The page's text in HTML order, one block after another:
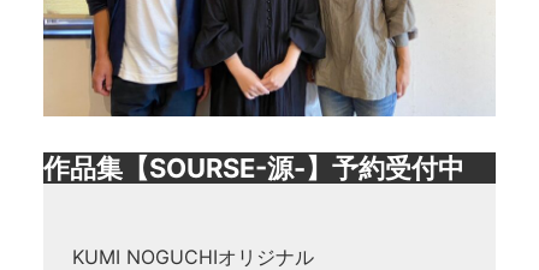
作品集【SOURSE-源-】予約受付中
KUMI NOGUCHIオリジナル